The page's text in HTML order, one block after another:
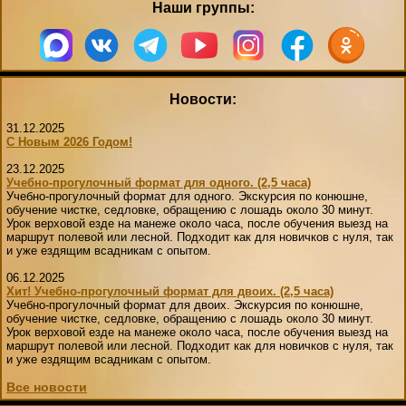
Наши группы:
Новости:
31.12.2025
С Новым 2026 Годом!
23.12.2025
Учебно-прогулочный формат для одного. (2,5 часа)
Учебно-прогулочный формат для одного. Экскурсия по конюшне,
обучение чистке, седловке, обращению с лошадь около 30 минут.
Урок верховой езде на манеже около часа, после обучения выезд на
маршрут полевой или лесной. Подходит как для новичков с нуля, так
и уже ездящим всадникам с опытом.
06.12.2025
Хит! Учебно-прогулочный формат для двоих. (2,5 часа)
Учебно-прогулочный формат для двоих. Экскурсия по конюшне,
обучение чистке, седловке, обращению с лошадь около 30 минут.
Урок верховой езде на манеже около часа, после обучения выезд на
маршрут полевой или лесной. Подходит как для новичков с нуля, так
и уже ездящим всадникам с опытом.
Все новости
Чёрный Список
Бесплатный постой лошадей
Техника Безопасности
"День на конюшне" (будни)
Экспресс- обучение за 4 часа
Лакомства для животных
Как одеваться на конную прогулку
Вопросы-ответы
Стили верховой езды
Советы
Школа лошади
Ветеринария
Амуниция лошадей
Домик в аренду